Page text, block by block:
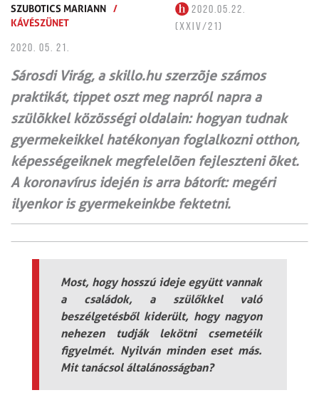
SZUBOTICS MARIANN /
KÁVÉSZÜNET
2020.05.22.
(XXIV/21)
2020. 05. 21.
Sárosdi Virág, a skillo.hu szerzõje számos
praktikát, tippet oszt meg napról napra a
szülõkkel közösségi oldalain: hogyan tudnak
gyermekeikkel hatékonyan foglalkozni otthon,
képességeiknek megfelelõen fejleszteni õket.
A koronavírus idején is arra bátorít: megéri
ilyenkor is gyermekeinkbe fektetni.
Most, hogy hosszú ideje együtt vannak
a családok, a szülőkkel való
beszélgetésből kiderült, hogy nagyon
nehezen tudják lekötni csemetéik
figyelmét. Nyilván minden eset más.
Mit tanácsol általánosságban?